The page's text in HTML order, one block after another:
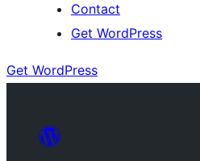
Contact
Get WordPress
Get WordPress